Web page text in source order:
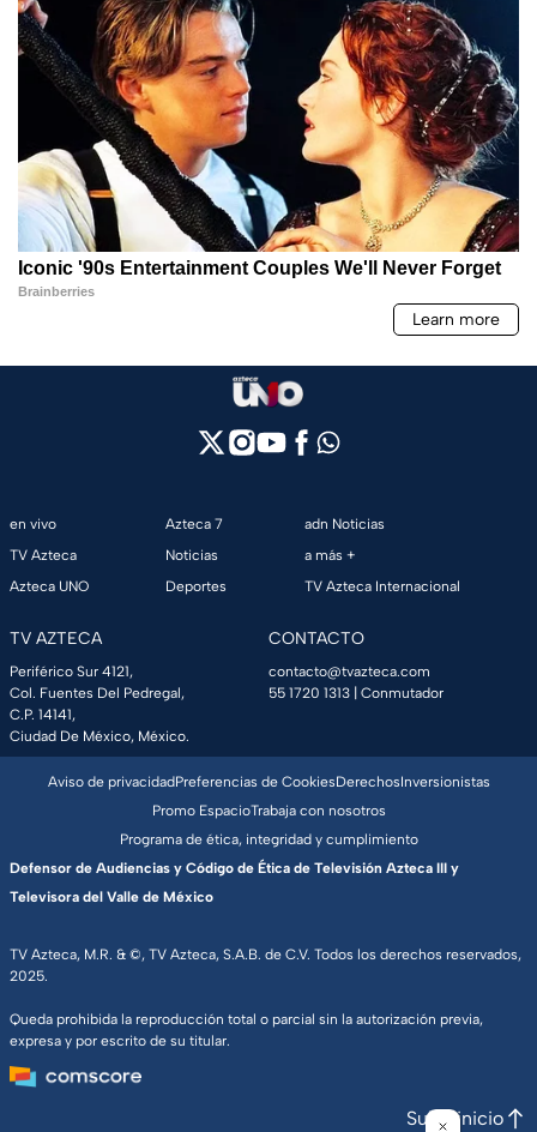
en vivo
TV Azteca
Azteca UNO
Azteca 7
Noticias
Deportes
adn Noticias
a más +
TV Azteca Internacional
TV AZTECA
Periférico Sur 4121,
Col. Fuentes Del Pedregal,
C.P. 14141,
Ciudad De México, México.
CONTACTO
contacto@tvazteca.com
55 1720 1313 | Conmutador
TV Azteca, M.R. & ©, TV Azteca, S.A.B. de C.V. Todos los derechos reservados,
2025.
Queda prohibida la reproducción total o parcial sin la autorización previa,
expresa y por escrito de su titular.
Aviso de privacidadPreferencias de CookiesDerechosInversionistas
Promo EspacioTrabaja con nosotros
Programa de ética, integridad y cumplimiento
Defensor de Audiencias y Código de Ética de Televisión Azteca III y
Televisora del Valle de México
Subir inicio